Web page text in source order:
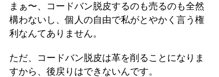
まぁ〜、コードバン脱皮するのも売るのも全然
構わないし、個人の自由で私がとやかく言う権
利なんてありません。
ただ、コードバン脱皮は革を削ることになりま
すから、後戻りはできないんです。